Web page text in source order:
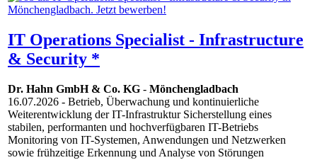
IT Operations Specialist - Infrastructure
& Security *
Dr. Hahn GmbH & Co. KG - Mönchengladbach
16.07.2026 - Betrieb, Überwachung und kontinuierliche
Weiterentwicklung der IT-Infrastruktur Sicherstellung eines
stabilen, performanten und hochverfügbaren IT-Betriebs
Monitoring von IT-Systemen, Anwendungen und Netzwerken
sowie frühzeitige Erkennung und Analyse von Störungen